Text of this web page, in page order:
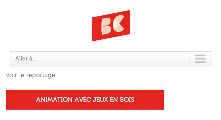
Aller à...
FASOL
voir le reportage :
ANIMATION AVEC JEUX EN BOIS